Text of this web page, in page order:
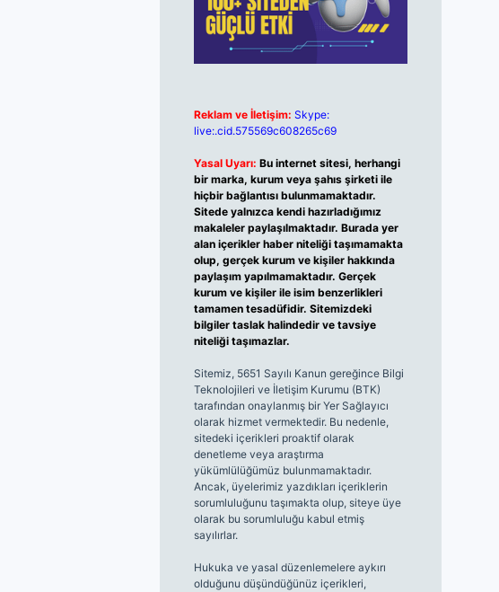
Reklam ve İletişim: Skype:
live:.cid.575569c608265c69
Yasal Uyarı: Bu internet sitesi, herhangi
bir marka, kurum veya şahıs şirketi ile
hiçbir bağlantısı bulunmamaktadır.
Sitede yalnızca kendi hazırladığımız
makaleler paylaşılmaktadır. Burada yer
alan içerikler haber niteliği taşımamakta
olup, gerçek kurum ve kişiler hakkında
paylaşım yapılmamaktadır. Gerçek
kurum ve kişiler ile isim benzerlikleri
tamamen tesadüfidir. Sitemizdeki
bilgiler taslak halindedir ve tavsiye
niteliği taşımazlar.
Sitemiz, 5651 Sayılı Kanun gereğince Bilgi
Teknolojileri ve İletişim Kurumu (BTK)
tarafından onaylanmış bir Yer Sağlayıcı
olarak hizmet vermektedir. Bu nedenle,
sitedeki içerikleri proaktif olarak
denetleme veya araştırma
yükümlülüğümüz bulunmamaktadır.
Ancak, üyelerimiz yazdıkları içeriklerin
sorumluluğunu taşımakta olup, siteye üye
olarak bu sorumluluğu kabul etmiş
sayılırlar.
Hukuka ve yasal düzenlemelere aykırı
olduğunu düşündüğünüz içerikleri,